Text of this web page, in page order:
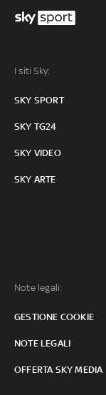
I siti Sky:
SKY SPORT
SKY TG24
SKY VIDEO
SKY ARTE
Note legali:
GESTIONE COOKIE
NOTE LEGALI
OFFERTA SKY MEDIA